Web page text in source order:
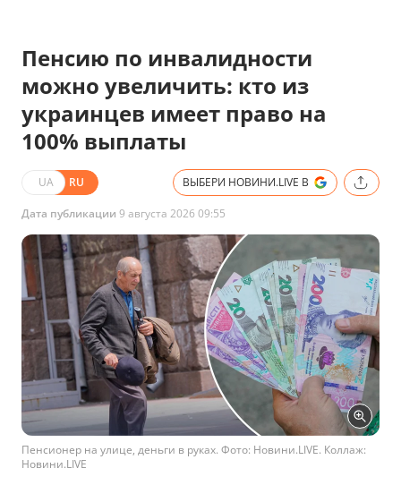
Пенсию по инвалидности
можно увеличить: кто из
украинцев имеет право на
100% выплаты
UA RU ВЫБЕРИ НОВИНИ.LIVE В
Дата публикации 9 августа 2026 09:55
Пенсионер на улице, деньги в руках. Фото: Новини.LIVE. Коллаж:
Новини.LIVE